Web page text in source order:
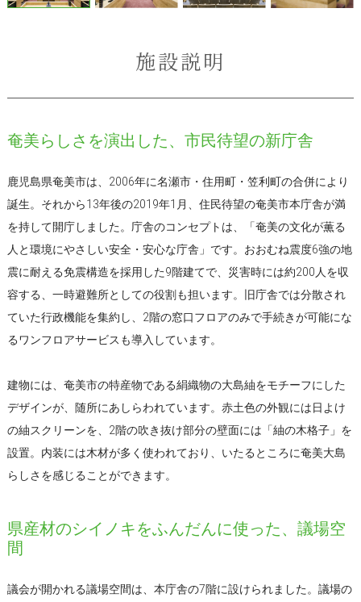
施設説明
奄美らしさを演出した、市民待望の新庁舎
鹿児島県奄美市は、2006年に名瀬市・住用町・笠利町の合併により
誕生。それから13年後の2019年1月、住民待望の奄美市本庁舎が満
を持して開庁しました。庁舎のコンセプトは、「奄美の文化が薫る
人と環境にやさしい安全・安心な庁舎」です。おおむね震度6強の地
震に耐える免震構造を採用した9階建てで、災害時には約200人を収
容する、一時避難所としての役割も担います。旧庁舎では分散され
ていた行政機能を集約し、2階の窓口フロアのみで手続きが可能にな
るワンフロアサービスも導入しています。
建物には、奄美市の特産物である絹織物の大島紬をモチーフにした
デザインが、随所にあしらわれています。赤土色の外観には日よけ
の紬スクリーンを、2階の吹き抜け部分の壁面には「紬の木格子」を
設置。内装には木材が多く使われており、いたるところに奄美大島
らしさを感じることができます。
県産材のシイノキをふんだんに使った、議場空
間
議会が開かれる議場空間は、本庁舎の7階に設けられました。議場の